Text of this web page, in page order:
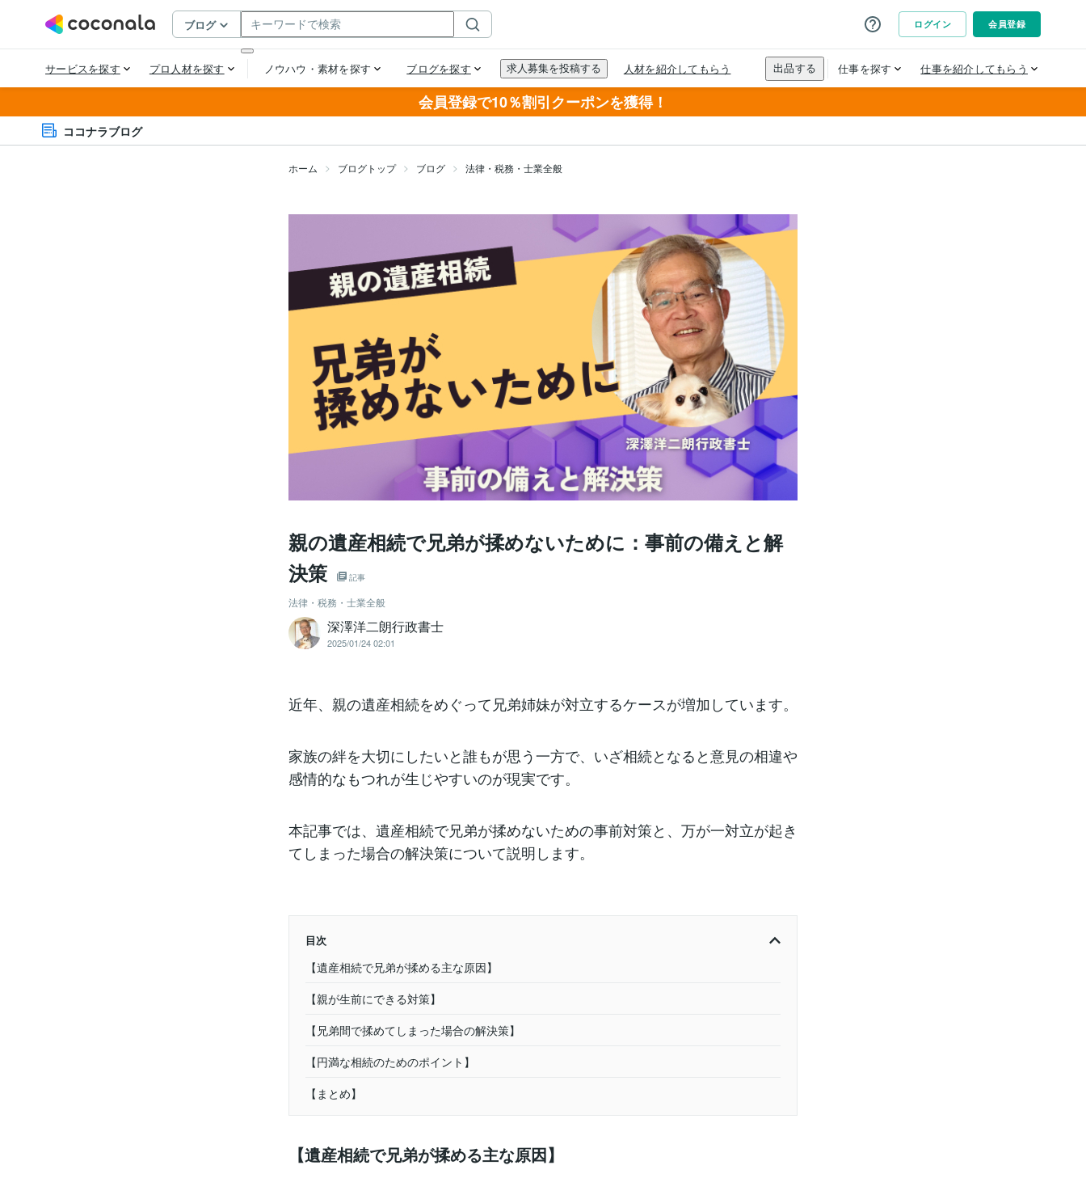
会員登録で10％割引クーポンを獲得！
ココナラブログ
ホーム ブログトップ ブログ 法律・税務・士業全般
親の遺産相続で兄弟が揉めないために：事前の備えと解
決策
記事
法律・税務・士業全般
深澤洋二朗行政書士
2025/01/24 02:01
近年、親の遺産相続をめぐって兄弟姉妹が対立するケースが増加しています。
家族の絆を大切にしたいと誰もが思う一方で、いざ相続となると意見の相違や
感情的なもつれが生じやすいのが現実です。
本記事では、遺産相続で兄弟が揉めないための事前対策と、万が一対立が起き
てしまった場合の解決策について説明します。
目次
【遺産相続で兄弟が揉める主な原因】
【親が生前にできる対策】
【兄弟間で揉めてしまった場合の解決策】
【円満な相続のためのポイント】
【まとめ】
【遺産相続で兄弟が揉める主な原因】